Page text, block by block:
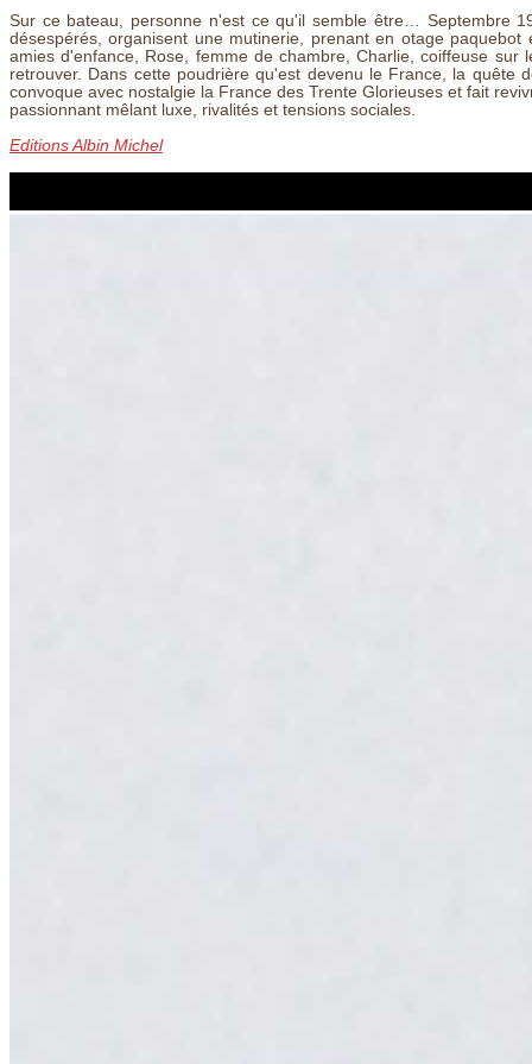
Sur ce bateau, personne n'est ce qu'il semble être… Septembre
désespérés, organisent une mutinerie, prenant en otage
amies d'enfance, Rose, femme de chambre, Charlie, coiffeuse
retrouver. Dans cette poudrière qu'est devenu le France, la
convoque avec nostalgie la France des Trente Glorieuses et fait
passionnant mêlant luxe, rivalités et tensions sociales.
Editions Albin Michel